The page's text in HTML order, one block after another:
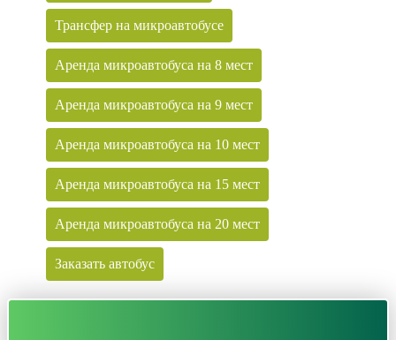
Трансфер на микроавтобусе
Аренда микроавтобуса на 8 мест
Аренда микроавтобуса на 9 мест
Аренда микроавтобуса на 10 мест
Аренда микроавтобуса на 15 мест
Аренда микроавтобуса на 20 мест
Заказать автобус